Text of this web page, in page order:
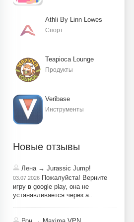
Athli By Linn Lowes
Спорт
Teapioca Lounge
Продукты
Veribase
Инструменты
Новые отзывы
Лена→ Jurassic Jump!
03.07.2026 Пожалуйста! Верните
игру в google play, она не
устанавливается через a..